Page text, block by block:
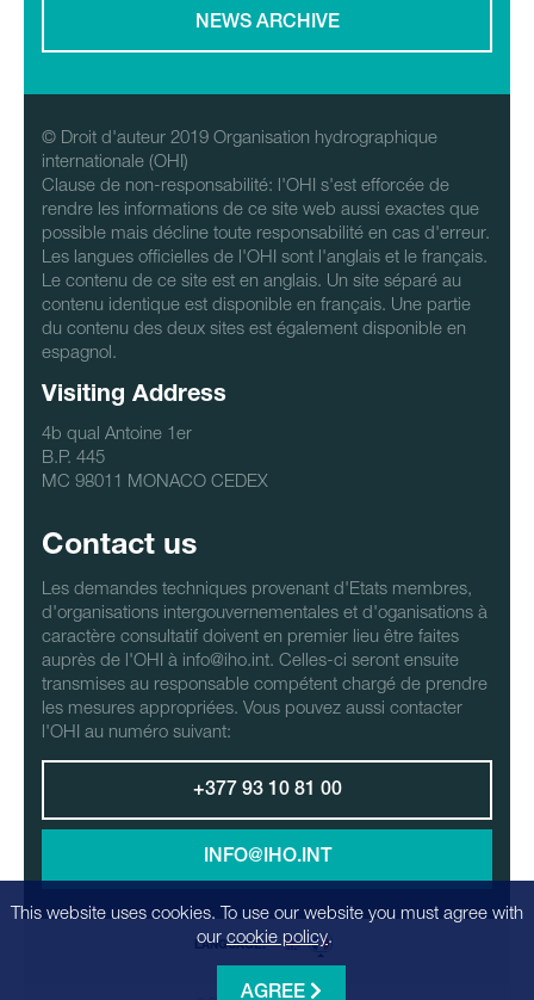
NEWS ARCHIVE
© Droit d'auteur 2019 Organisation hydrographique
internationale (OHI)
Clause de non-responsabilité: l'OHI s'est efforcée de
rendre les informations de ce site web aussi exactes que
possible mais décline toute responsabilité en cas d'erreur.
Les langues officielles de l'OHI sont l'anglais et le français.
Le contenu de ce site est en anglais. Un site séparé au
contenu identique est disponible en français. Une partie
du contenu des deux sites est également disponible en
espagnol.
Visiting Address
4b qual Antoine 1er
B.P. 445
MC 98011 MONACO CEDEX
Contact us
Les demandes techniques provenant d'Etats membres,
d'organisations intergouvernementales et d'oganisations à
caractère consultatif doivent en premier lieu être faites
auprès de l'OHI à info@iho.int. Celles-ci seront ensuite
transmises au responsable compétent chargé de prendre
les mesures appropriées. Vous pouvez aussi contacter
l'OHI au numéro suivant:
+377 93 10 81 00
INFO@IHO.INT
LANGUAGE:
This website uses cookies. To use our website you must agree with
our cookie policy.
AGREE